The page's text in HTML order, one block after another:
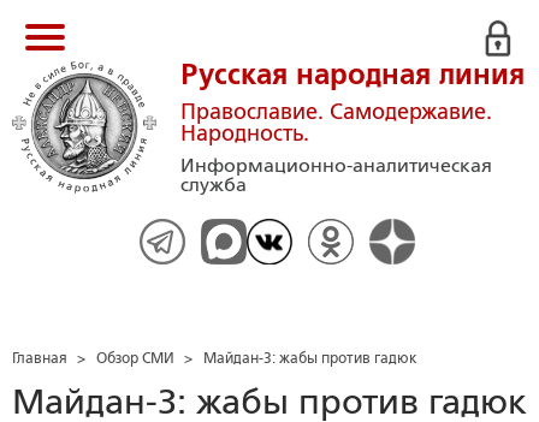
Русская народная линия
Православие. Самодержавие.
Народность.
Информационно-аналитическая
служба
Главная > Обзор СМИ > Майдан-3: жабы против гадюк
Майдан-3: жабы против гадюк